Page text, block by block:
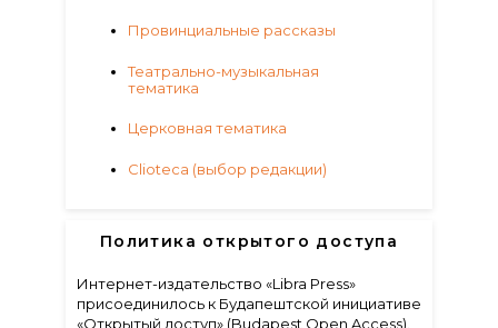
Провинциальные рассказы
Театрально-музыкальная
тематика
Церковная тематика
Clioteca (выбор редакции)
Политика открытого доступа
Интернет-издательство «Libra Press»
присоединилось к Будапештской инициативе
«Открытый доступ» (Budapest Open Access).